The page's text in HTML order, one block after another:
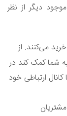
دیگر از نظر
اقدام به خرید می‌کنند. از
شما کمک کند در
ارتباطی خود